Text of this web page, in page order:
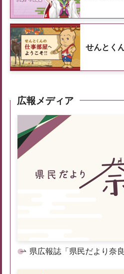
せんとく
広報メディア
県広報誌「県民だより奈良